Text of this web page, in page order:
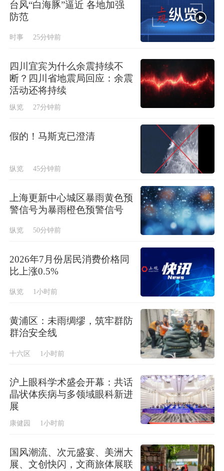
台风“白海豚”逼近 各地加强
防范
时事 25分钟前
四川宜宾为什么余震持续不
断？四川省地震局回应：余震
活动还将持续
纵览 27分钟前
假的！马斯克已澄清
纵览 45分钟前
上海更新中心城区暴雨黄色预
警信号为暴雨橙色预警信号
纵览 50分钟前
2026年7月份居民消费价格同
比上涨0.5%
纵览 1小时前
黄浦区：未雨绸缪，筑牢群防
群治安全线
十六区 1小时前
沪上眼科学术盛会开幕：共话
晶状体疾病与多领域眼科新进
展
康健园 1小时前
国风潮流、次元盛宴、美洲大
展、文创快闪，文商旅体展联